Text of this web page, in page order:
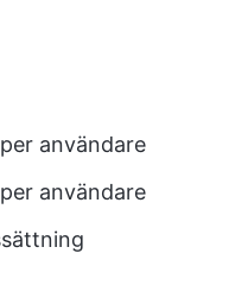
användare
användare